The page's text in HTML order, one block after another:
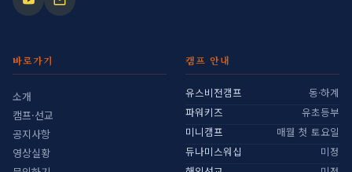
바로가기
소개
캠프·선교
공지사항
영상실황
캠프 안내
유스비전캠프
동·하계
파워키즈
유초등부
미니캠프
매월 첫 토요일
듀나미스워십
미정